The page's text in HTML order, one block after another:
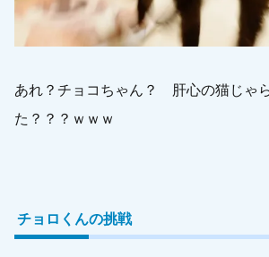
あれ？チョコちゃん？ 肝心の猫じゃ
た？？？ｗｗｗ
チョロくんの挑戦